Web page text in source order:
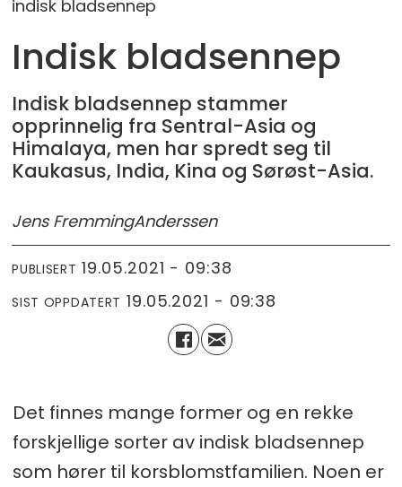
indisk bladsennep
Indisk bladsennep
Indisk bladsennep stammer
opprinnelig fra Sentral-Asia og
Himalaya, men har spredt seg til
Kaukasus, India, Kina og Sørøst-Asia.
Jens FremmingAnderssen
PUBLISERT 19.05.2021 - 09:38
SIST OPPDATERT 19.05.2021 - 09:38
Det finnes mange former og en rekke
forskjellige sorter av indisk bladsennep
som hører til korsblomstfamilien. Noen er